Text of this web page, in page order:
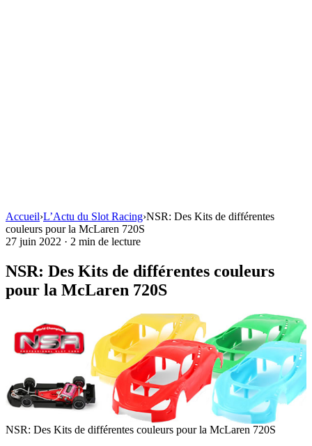
Accueil›L’Actu du Slot Racing›NSR: Des Kits de différentes
couleurs pour la McLaren 720S
27 juin 2022 · 2 min de lecture
NSR: Des Kits de différentes couleurs
pour la McLaren 720S
NSR: Des Kits de différentes couleurs pour la McLaren 720S